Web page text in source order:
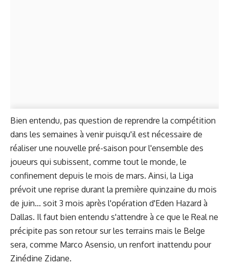
Bien entendu, pas question de reprendre la compétition
dans les semaines à venir puisqu'il est nécessaire de
réaliser une nouvelle pré-saison pour l'ensemble des
joueurs qui subissent, comme tout le monde, le
confinement depuis le mois de mars. Ainsi, la Liga
prévoit une reprise durant la première quinzaine du mois
de juin... soit 3 mois après l'opération d'Eden Hazard à
Dallas. Il faut bien entendu s'attendre à ce que le Real ne
précipite pas son retour sur les terrains mais le Belge
sera, comme Marco Asensio, un renfort inattendu pour
Zinédine Zidane.